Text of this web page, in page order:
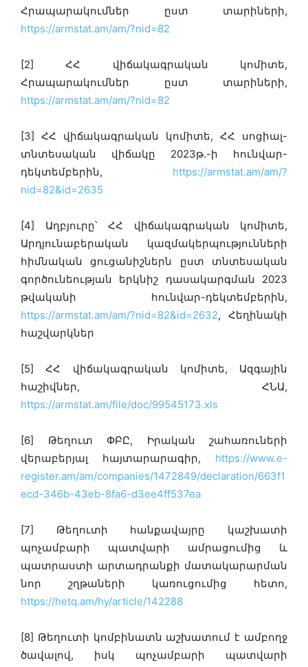
Հրապարակումներ ըստ տարիների,
https://armstat.am/am/?nid=82
[2] ՀՀ վիճակագրական կոմիտե,
Հրապարակումներ ըստ տարիների,
https://armstat.am/am/?nid=82
[3] ՀՀ վիճակագրական կոմիտե, ՀՀ սոցիալ-
տնտեսական վիճակը 2023թ․-ի հունվար-
դեկտեմբերին, https://armstat.am/am/?
nid=82&id=2635
[4] Աղբյուրը՝ ՀՀ վիճակագրական կոմիտե,
Արդյունաբերական կազմակերպությունների
հիմնական ցուցանիշներն ըստ տնտեսական
գործունեության երկնիշ դասակարգման 2023
թվականի հունվար-դեկտեմբերին,
https://armstat.am/am/?nid=82&id=2632, Հեղինակի
հաշվարկներ
[5] ՀՀ վիճակագրական կոմիտե, Ազգային
հաշիվներ, ՀՆԱ,
https://armstat.am/file/doc/99545173.xls
[6] Թեղուտ ՓԲԸ, Իրական շահառուների
վերաբերյալ հայտարարագիր,
https://www.e-
register.am/am/companies/1472849/declaration/663f1
ecd-346b-43eb-8fa6-d3ee4ff537ea
[7] Թեղուտի հանքավայրը կաշխատի
պոչամբարի պատվարի ամրացումից և
պատրաստի արտադրանքի մատակարարման
նոր շղթաների կառուցումից հետո,
https://hetq.am/hy/article/142288
[8] Թեղուտի կոմբինատն աշխատում է ամբողջ
ծավալով, իսկ պոչամբարի պատվարի